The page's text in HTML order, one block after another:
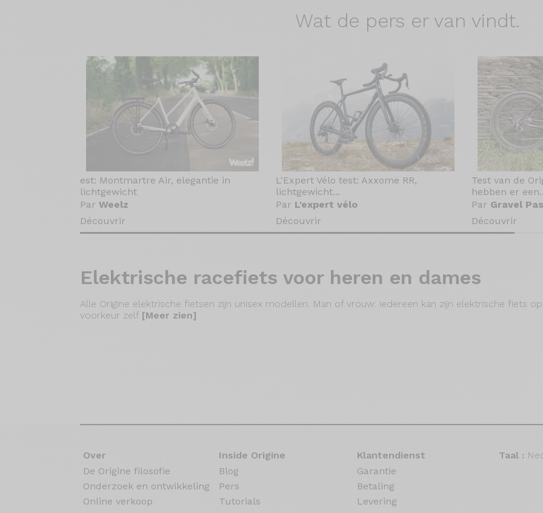
Wat de pers er van vindt.
est: Montmartre Air, elegantie in
lichtgewicht
Par Weelz
Découvrir
L'Expert Vélo test: Axxome RR,
lichtgewicht...
Par L'expert vélo
Découvrir
Test van de
hebben er
Par Gravel
Découvrir
Elektrische racefiets voor heren en dames
Alle Origine elektrische fietsen zijn unisex modellen. Man of vrouw: iedereen kan zijn elektrische fiets
voorkeur zelf [Meer zien]
Over
De Origine filosofie
Onderzoek en ontwikkeling
Online verkoop
Inside Origine
Blog
Pers
Tutorials
Klantendienst
Garantie
Betaling
Levering
Taal :